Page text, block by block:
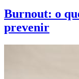
Burnout: o
prevenir